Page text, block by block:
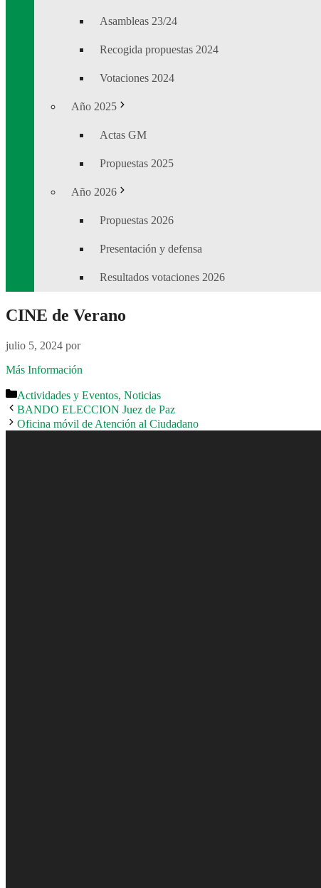
Asambleas 23/24
Recogida propuestas 2024
Votaciones 2024
Año 2025
Actas GM
Propuestas 2025
Año 2026
Propuestas 2026
Presentación y defensa
Resultados votaciones 2026
CINE de Verano
julio 5, 2024 por
Más Información
Categorías
Actividades y Eventos, Noticias
BANDO ELECCION Juez de Paz
Oficina móvil de Atención al Ciudadano